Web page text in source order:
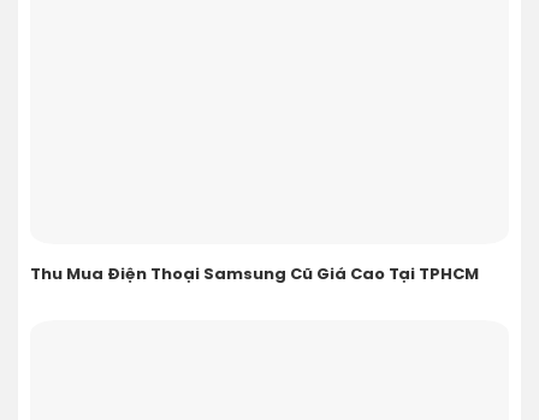
Thu Mua Điện Thoại Samsung Cũ Giá Cao Tại TPHCM